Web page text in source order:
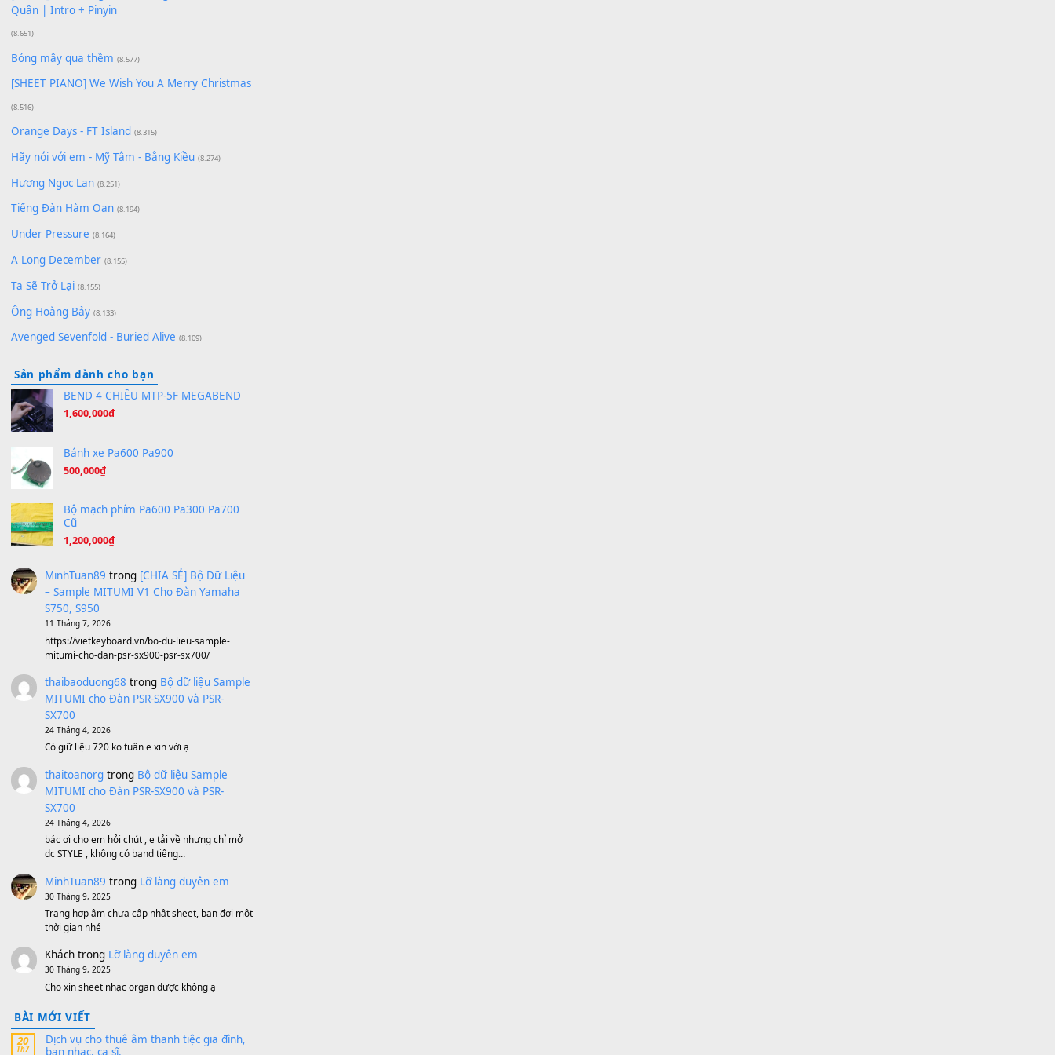
Có Em Đời Bỗng Vui
Cơn Mơ Băng Giá (9.103)
Chờ một tiếng yêu (8.991)
Qí shí bù xiǎng zǒu - 其实不想走
(8.929)
[SHEET] Ánh Trăng Nói Hộ Lòng Tôi - Mạnh Lệ
Quân | Intro + Pinyin
(8.651)
Bóng mây qua thềm
[SHEET PIANO] We Wish You A Merry Christmas
(8.516)
Orange Days - FT Island (8.315)
Hãy nói với em - Mỹ Tâm - Bằng Kiều
Hương Ngọc Lan (8.251)
Tiếng Đàn Hàm Oan
Under Pressure (8.164)
A Long December
Ta Sẽ Trở Lại (8.155)
Ông Hoàng Bảy (8.133)
Avenged Sevenfold - Buried Alive (8.109)
Sản phẩm dành cho bạn
BEND 4 CHIỀU MTP-5F MEGABEND
1,600,000₫
Bánh xe Pa600 Pa900
500,000
Cũ
1,200,000₫
MinhTuan89trong [CHIA SẺ] Bộ Dữ Liệu
– Sample MITUMI V1 Cho Đàn Yamaha
11 Tháng 7, 2026
https://vietkeyboard.vn/bo-du-lieu-sample-
mitumi-cho-dan-psr-sx900-psr-sx700/
thaibaoduong68trong Bộ dữ liệu Sample
MITUMI cho Đàn PSR-SX900 và PSR-
SX700
Có giữ liệu 720 ko tuân e xin với ạ